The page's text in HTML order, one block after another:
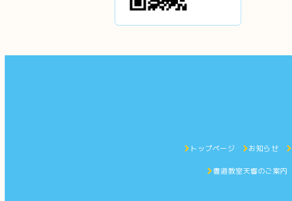
トップページ お知らせ
書道教室天響のご案内